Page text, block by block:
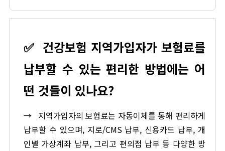
✅ 건강보험 지역가입자가 보험료를
납부할 수 있는 편리한 방법에는 어
떤 것들이 있나요?
→ 지역가입자의 보험료는 자동이체를 통해 편리하게
납부할 수 있으며, 지로/CMS 납부, 신용카드 납부, 개
인별 가상계좌 납부, 그리고 편의점 납부 등 다양한 방